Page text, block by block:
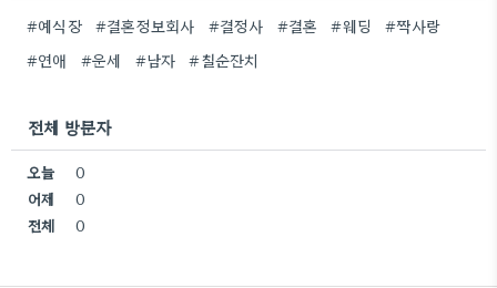
#예식장 #결혼정보회사 #결정사 #결혼 #웨딩
#짝사랑
#연애
#운세 #남자 #칠순잔치
전체 방문자
오늘
0
어제
0
전체
0